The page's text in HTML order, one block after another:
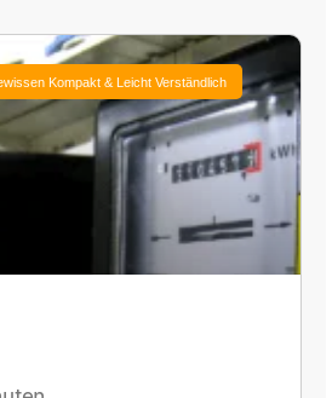
Kompakt & Leicht Verständlich